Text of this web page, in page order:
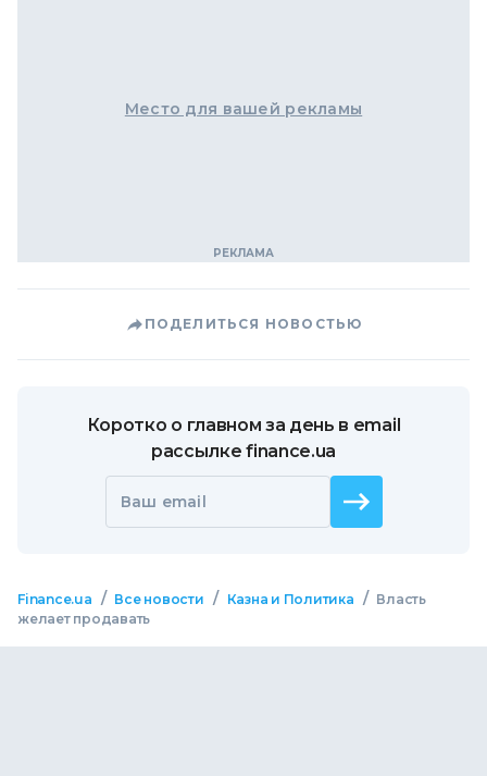
Место для вашей рекламы
ПОДЕЛИТЬСЯ НОВОСТЬЮ
Коротко о главном за день в email
рассылке finance.ua
Ваш email
Finance.ua / Все новости / Казна и Политика / Власть
желает продавать